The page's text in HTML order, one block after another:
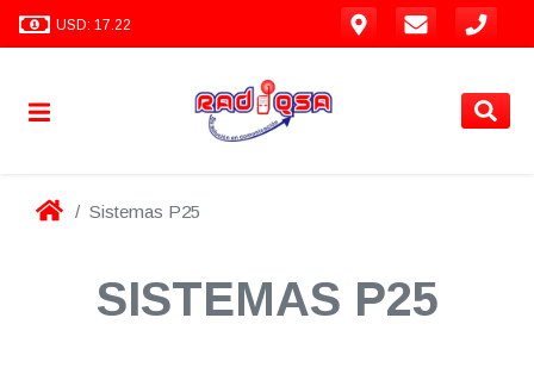
USD: 17.22
Sistemas P25
SISTEMAS P25